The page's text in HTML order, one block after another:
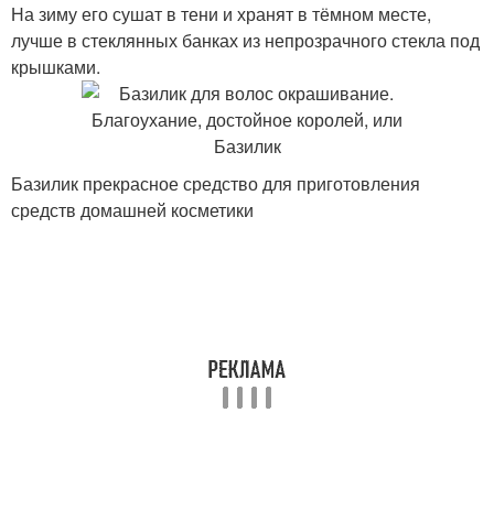
На зиму его сушат в тени и хранят в тёмном месте,
лучше в стеклянных банках из непрозрачного стекла под
крышками.
Базилик прекрасное средство для приготовления
средств домашней косметики